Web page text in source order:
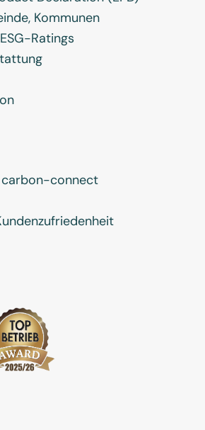
Kommunen
Ratings
carbon-connect